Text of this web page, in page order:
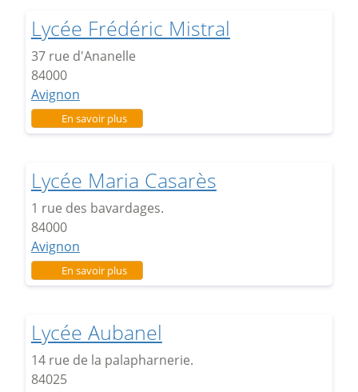
Lycée Frédéric Mistral
37 rue d'Ananelle
84000
Avignon
En savoir plussur Lycée Frédéric Mistral
Lycée Maria Casarès
1 rue des bavardages.
84000
Avignon
En savoir plussur Lycée Maria Casarès
Lycée Aubanel
14 rue de la palapharnerie.
84025